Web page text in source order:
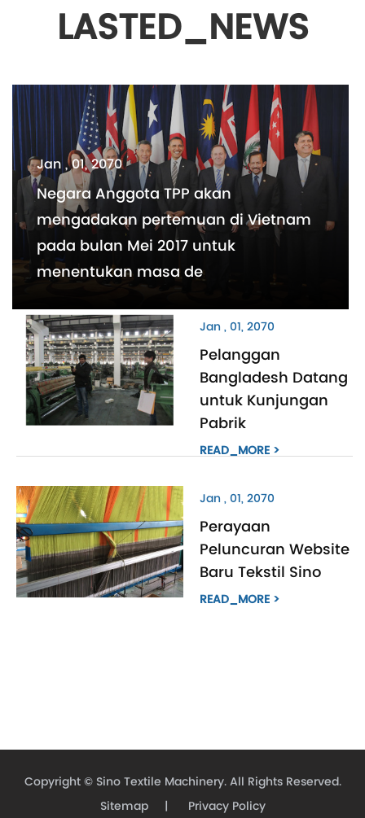
LASTED_NEWS
Jan , 01, 2070
Negara Anggota TPP akan
mengadakan pertemuan di Vietnam
pada bulan Mei 2017 untuk
menentukan masa de
Jan , 01, 2070
Pelanggan
Bangladesh Datang
untuk Kunjungan
Pabrik
READ_MORE >
Jan , 01, 2070
Perayaan
Peluncuran Website
Baru Tekstil Sino
READ_MORE >
Copyright © Sino Textile Machinery.All Rights Reserved.
Sitemap| Privacy Policy